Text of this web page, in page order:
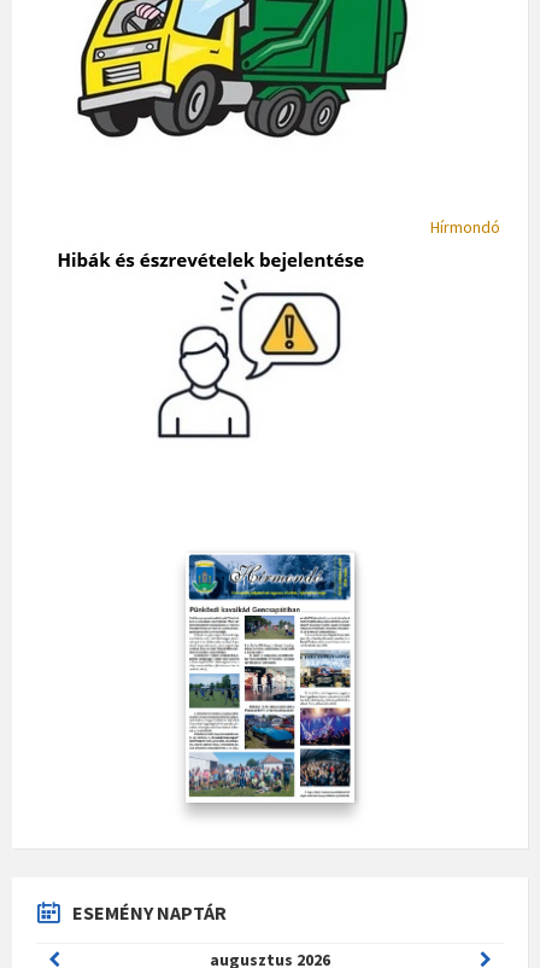
Hírmondó
ESEMÉNY NAPTÁR
augusztus 2026
Previous